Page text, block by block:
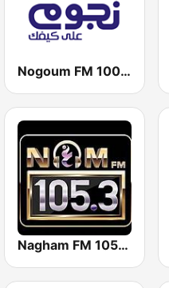
Nogoum FM 100.6 (نجوم فم)
Nagham FM 105.3 (نغم إف إم)